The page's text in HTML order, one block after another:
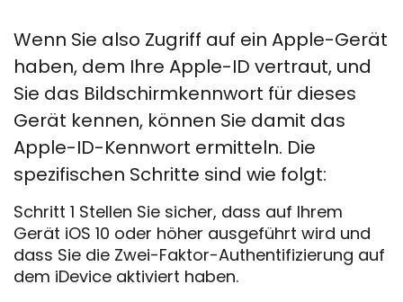
Wenn Sie also Zugriff auf ein Apple-Gerät
haben, dem Ihre Apple-ID vertraut, und
Sie das Bildschirmkennwort für dieses
Gerät kennen, können Sie damit das
Apple-ID-Kennwort ermitteln. Die
spezifischen Schritte sind wie folgt:
Schritt 1 Stellen Sie sicher, dass auf Ihrem
Gerät iOS 10 oder höher ausgeführt wird und
dass Sie die Zwei-Faktor-Authentifizierung auf
dem iDevice aktiviert haben.